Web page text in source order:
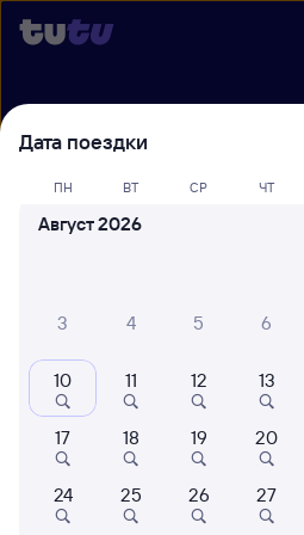
Выберите день,
билеты Смоленск
Минск-Пасс.
Откуда
Кто едет
Найти
Дата поездки
ПН ВТ СР ЧТ
Август 2026
3 4 5 6
10 11 12 13
17 18 19 20
24 25 26 27